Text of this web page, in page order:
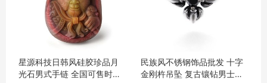
星源科技日韩风硅胶珍品月
光石男式手链 全国可售时尚
民族风不锈钢饰品批发 十字
金刚杵吊坠 复古镶钻男士钛